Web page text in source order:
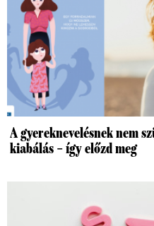
A gyereknevelésnek nem
kiabálás – így előzd meg